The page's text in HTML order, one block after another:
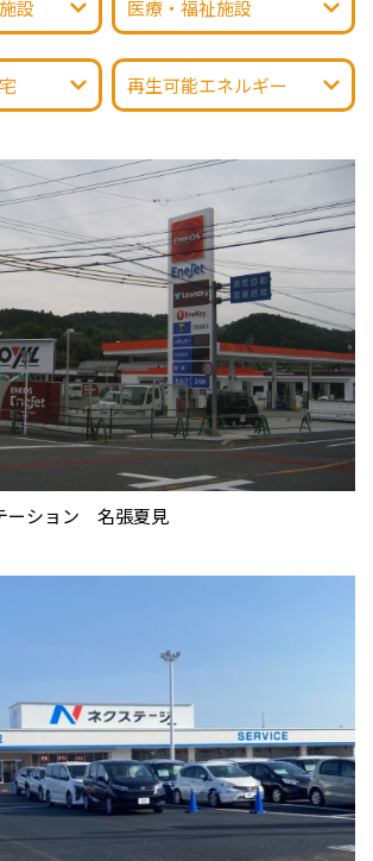
設 医療・福祉施設
再生可能エネルギー
ーション 名張夏見